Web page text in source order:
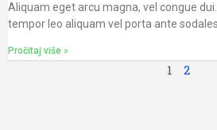
Aliquam eget arcu magna, vel congue
tempor leo aliquam vel porta ante
Pročitaj više »
1 2